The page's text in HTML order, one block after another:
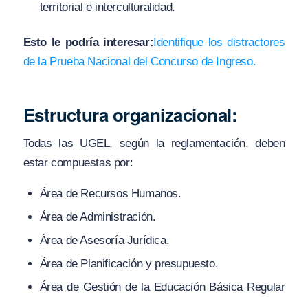
territorial e interculturalidad.
Esto le podría interesar: Identifique los distractores
de la Prueba Nacional del Concurso de Ingreso.
Estructura organizacional:
Todas las UGEL, según la reglamentación, deben
estar compuestas por:
Área de Recursos Humanos.
Área de Administración.
Área de Asesoría Jurídica.
Área de Planificación y presupuesto.
Área de Gestión de la Educación Básica Regular